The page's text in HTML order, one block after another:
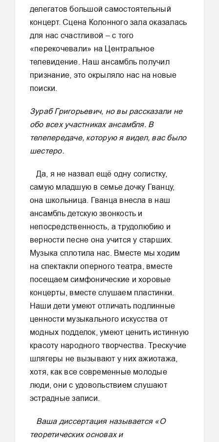
делегатов большой самостоятельный
концерт. Сцена Колонного зала оказалась
для нас счастливой – с того
«перекочевали» на Центральное
телевидение. Наш ансамбль получил
признание, это окрыляло нас на новые
поиски.
Зураб Григорьевич, но вы рассказали не
обо всех участниках ансамбля. В
телепередаче, которую я видел, вас было
шестеро.
Да, я не назвал ещё одну солистку,
самую младшую в семье дочку Гванцу,
она школьница. Гванца внесла в наш
ансамбль детскую звонкость и
непосредственность, а трудолюбию и
верности песне она учится у старших.
Музыка сплотила нас. Вместе мы ходим
на спектакли оперного театра, вместе
посещаем симфонические и хоровые
концерты, вместе слушаем пластинки.
Наши дети умеют отличать подлинные
ценности музыкального искусства от
модных подделок, умеют ценить истинную
красоту народного творчества. Трескучие
шлягеры не вызывают у них ажиотажа,
хотя, как все современные молодые
люди, они с удовольствием слушают
эстрадные записи.
Ваша диссертация называется «О
теоретических основах и